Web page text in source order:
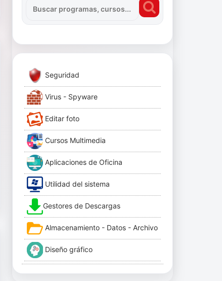
Seguridad
Virus - Spyware
Editar foto
Cursos Multimedia
Aplicaciones de Oficina
Utilidad del sistema
Gestores de Descargas
Almacenamiento - Datos - Archivo
Diseño gráfico